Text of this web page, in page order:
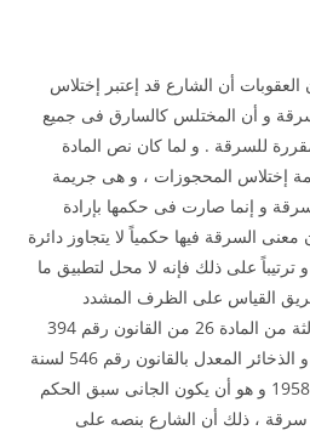
323 من قانون العقوبات أن الشارع قد إعتبر إختلاس
و أن المختلس كالسارق فى جميع
للسرقة . و لما كان نص المادة
إختلاس المحجوزات ، و هى جريمة
و إنما صارت فى حكمها بإرادة
السرقة فيها حكمياً لا يتجاوز دائرة
على ذلك فإنه لا محل لتطبيق ما
القياس على الظرف المشدد
المنصوص عليه فى الفقرة الثالثة من المادة 26 من القانون رقم 394
لسنة 1954 فى شأن الأسلحة و الذخائر المعدل بالقانون رقم 546 لسنة
1954 و القانون رقم 75 لسنة 1958 و هو أن يكون الجانى سبق الحكم
سرقة ، ذلك أن الشارع بنصه على